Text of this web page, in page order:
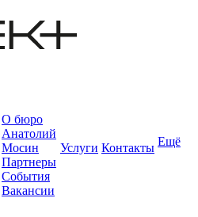
О бюро
Анатолий
Мосин
Партнеры
События
Вакансии
Услуги Контакты Ещё